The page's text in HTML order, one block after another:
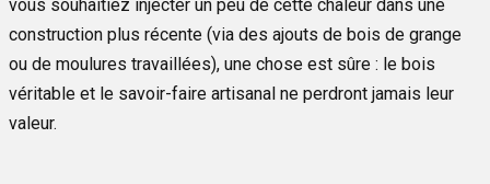
vous souhaitiez injecter un peu de cette chaleur dans une
construction plus récente (via des ajouts de bois de grange
ou de moulures travaillées), une chose est sûre : le bois
véritable et le savoir-faire artisanal ne perdront jamais leur
valeur.